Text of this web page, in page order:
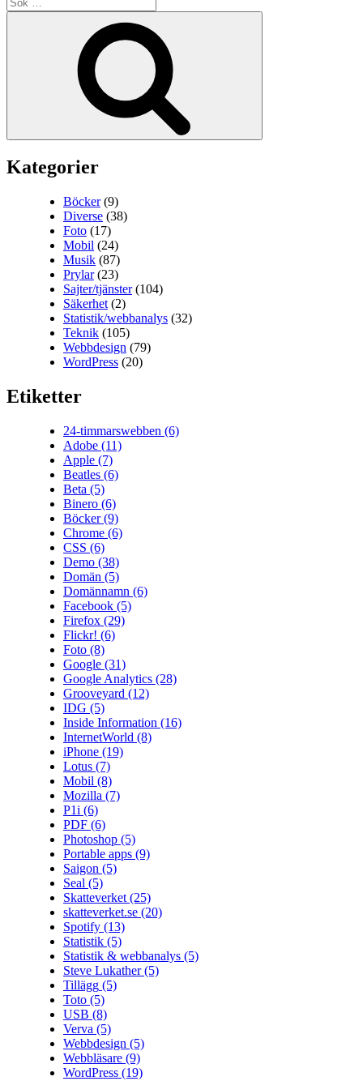
efter:
Kategorier
Böcker(9)
Diverse (38)
Foto (17)
Mobil (24)
Musik (87)
Prylar(23)
Sajter/tjänster(104)
Säkerhet (2)
Statistik/webbanalys (32)
Teknik (105)
Webbdesign (79)
WordPress (20)
Etiketter
24-timmarswebben (6)
Adobe (11)
Apple (7)
Beatles (6)
Beta (5)
Binero (6)
Böcker(9)
Chrome (6)
CSS (6)
Demo (38)
Domän (5)
Domännamn (6)
Facebook (5)
Firefox (29)
Flickr! (6)
Foto (8)
Google (31)
Google Analytics (28)
Grooveyard (12)
IDG (5)
Inside Information (16)
InternetWorld (8)
iPhone (19)
Lotus (7)
Mobil (8)
Mozilla (7)
P1i (6)
PDF (6)
Photoshop (5)
Portable apps (9)
Saigon (5)
Seal (5)
Skatteverket (25)
skatteverket.se (20)
Spotify (13)
Statistik (5)
Statistik & webbanalys (5)
Steve Lukather(5)
Tillägg (5)
Toto (5)
USB (8)
Verva (5)
Webbdesign (5)
Webbläsare (9)
WordPress (19)